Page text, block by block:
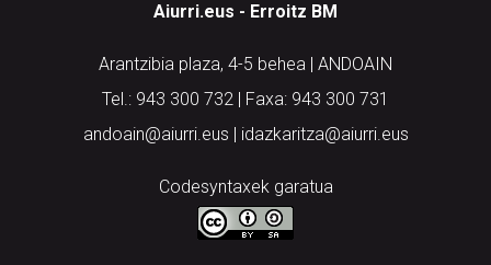
Aiurri.eus - Erroitz BM
Arantzibia plaza, 4-5 behea | ANDOAIN
Tel.: 943 300 732 | Faxa: 943 300 731
andoain@aiurri.eus | idazkaritza@aiurri.eus
Codesyntaxek garatua